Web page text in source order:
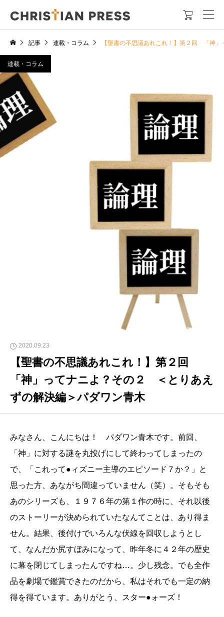

記事 連載・コラム 【聖書の不思議あれこれ！】第２回 「神
画像:写真AC
連載・コラム
2020.09.23
【聖書の不思議あれこれ！】第２回
「神」ってナニよ？その２ ＜とりあえ
ずの解決編＞パダワン青木
みなさん、こんにちは！ パダワン青木です。前回、
「神」に対する謎を丸投げにして終わってしまったの
で、「これって●ィズニー主導のエピソード７か？」と
思った方、あながち間違っていません（笑）。そもそも
あのシリーズも、１９７６年の第１作の時に、それ以後
のストーリーが決められていたなんてことは、あり得ま
せん。結果、後付けでいろんな伏線を回収しようとし
て、なんだか尻すぼみになって、昨年冬に４２年の歴史
に幕を閉じてしまったんですね…。少し残念。でも全作
品を劇場で鑑賞できたのだから、私はそれでも一定の納
得を得ています。ありがとう、スター●ォーズ！